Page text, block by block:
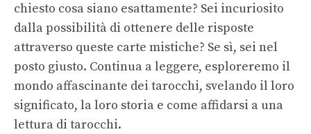
chiesto cosa siano esattamente? Sei incuriosito
dalla possibilità di ottenere delle risposte
attraverso queste carte mistiche? Se sì, sei nel
posto giusto. Continua a leggere, esploreremo il
mondo affascinante dei tarocchi, svelando il loro
significato, la loro storia e come affidarsi a una
lettura di tarocchi.